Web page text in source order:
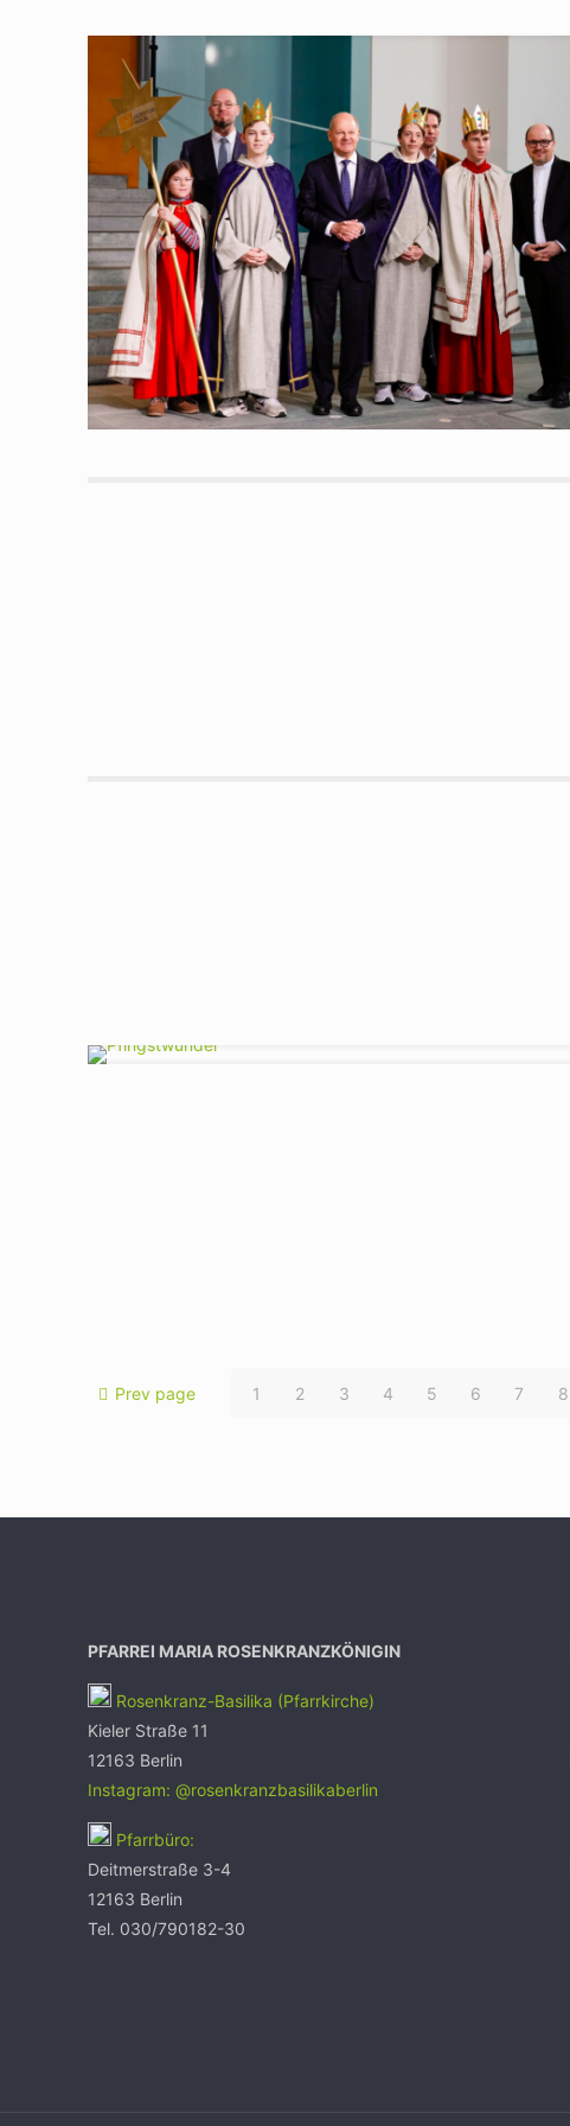
Prev page 1 2 3 4 5 6 7 8
PFARREI MARIA ROSENKRANZKÖNIGIN
Rosenkranz-Basilika (Pfarrkirche)
Kieler Straße 11
12163 Berlin
Instagram: @rosenkranzbasilikaberlin
Pfarrbüro:
Deitmerstraße 3-4
12163 Berlin
Tel. 030/790182-30